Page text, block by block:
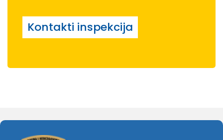
Kontakti inspekcija